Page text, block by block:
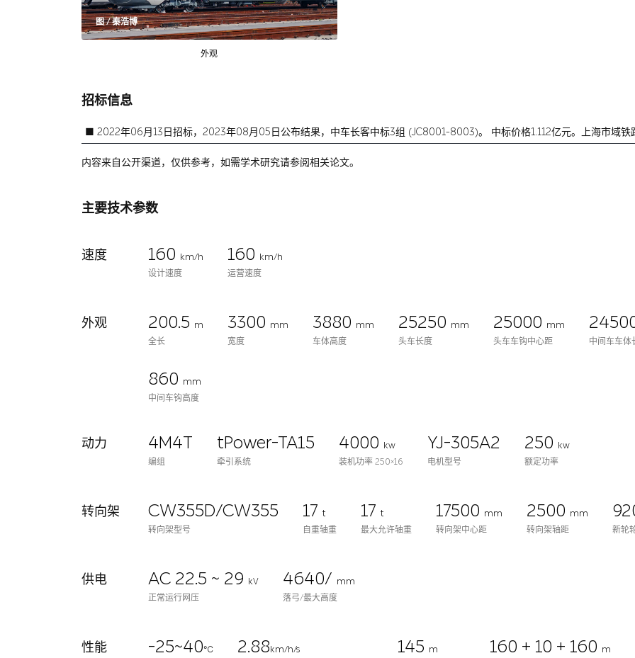
图 / 秦浩博
外观
招标信息
■ 2022年06月13日招标，2023年08月05日公布结果， 中车长客中标3组 (JC8001-8003)。 中标价格1.112亿元。上海市域铁
内容来自公开渠道，仅供参考，如需学术研究请参阅相关论文。
主要技术参数
速度 160
km/h
设计速度
160
km/h
运营速度
外观 200.5 m
全长
3300 mm
宽度
3880 mm
车体高度
25250 mm
头车长度
25000 mm
头车车钩中心距
中间车车体
860 mm
中间车钩高度
动力 4M4T
编组
tPower-TA15
牵引系统
4000
kw
装机功率 250×16
YJ-305A2
电机型号
250
kw
额定功率
转向架 CW355D/CW355
转向架型号
17t
自重轴重
17t
最大允许轴重
17500 mm
转向架中心距
2500 mm
转向架轴距
新轮
供电 AC 22.5 ~ 29
kV
正常运行网压
4640/ mm
落弓/最大高度
性能 -25~40℃
2.88 km/h/s
145 m
160 + 10 + 160 m